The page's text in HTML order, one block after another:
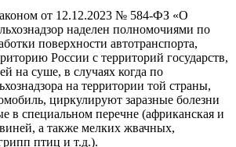
от 12.12.2023 № 584-ФЗ «О
наделен полномочиями по
поверхности автотранспорта,
России с территорий государств,
на суше, в случаях когда по
на территории той страны,
циркулируют заразные болезни
в специальном перечне (африканская и
а также мелких жвачных,
птиц и т.д.).